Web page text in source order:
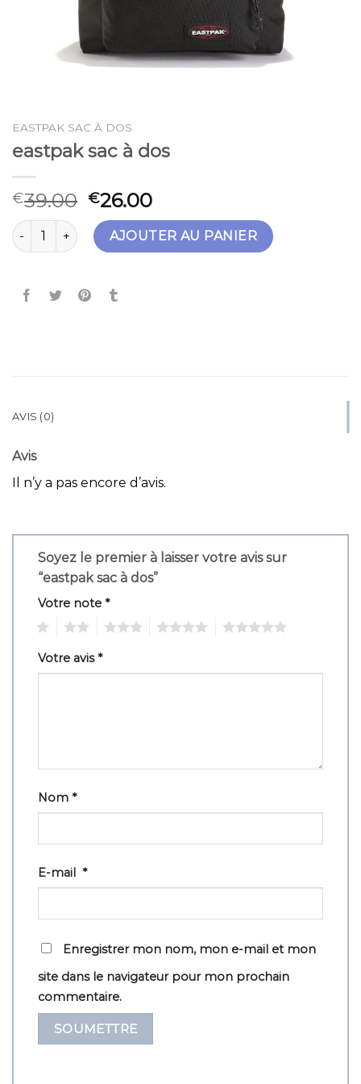
EASTPAK SAC À DOS
eastpak sac à dos
€39.00 €26.00
quantité de eastpak sac à dos
AJOUTER AU PANIER
AVIS (0)
Avis
Il n’y a pas encore d’avis.
Soyez le premier à laisser votre avis sur
“eastpak sac à dos”
Votre note *
Votre avis*
Nom *
E-mail *
Enregistrer mon nom, mon e-mail et mon
site dans le navigateur pour mon prochain
commentaire.